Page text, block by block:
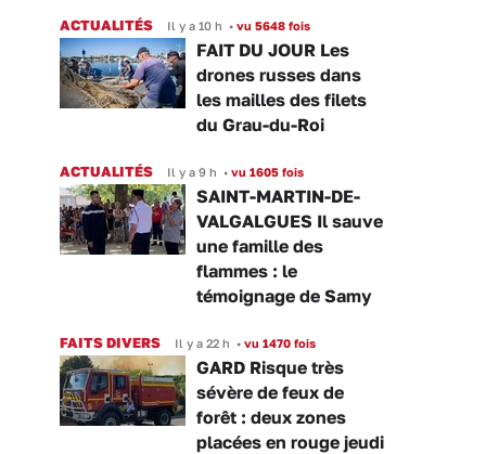
ACTUALITÉS Il y a 10 h • vu 5648 fois
FAIT DU JOUR Les
drones russes dans
les mailles des filets
du Grau-du-Roi
ACTUALITÉS Il y a 9 h • vu 1605 fois
SAINT-MARTIN-DE-
VALGALGUES Il sauve
une famille des
flammes : le
témoignage de Samy
FAITS DIVERS Il y a 22 h • vu 1470 fois
GARD Risque très
sévère de feux de
forêt : deux zones
placées en rouge jeudi